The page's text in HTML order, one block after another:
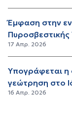
Έμφαση στην
Πυροσβεστικής
17 Απρ. 2026
Υπογράφεται η
γεώτρηση στο
16 Απρ. 2026